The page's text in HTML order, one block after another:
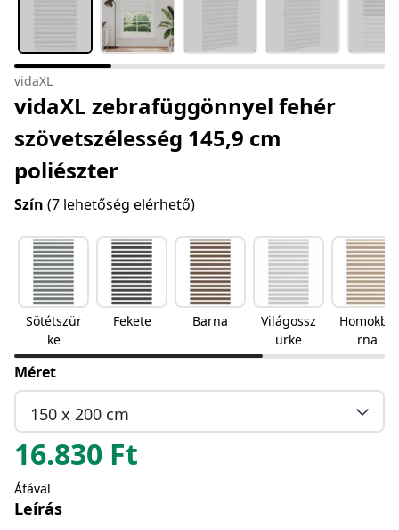
vidaXL
vidaXL zebrafüggönnyel fehér
szövetszélesség 145,9 cm
poliészter
Szín (7 lehetőség elérhető)
Sötétszür
ke
Fekete Barna
Világossz
ürke
Homokba
rna
Méret
150 x 200 cm
16.830 Ft
Áfával
Leírás